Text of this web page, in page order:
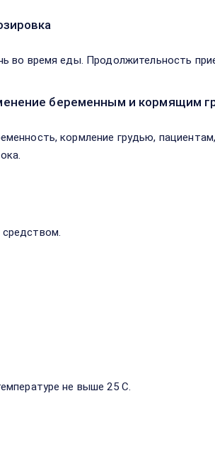
во время еды. Продолжительность
беременным и кормящим
кормление грудью,
не выше 25 С.